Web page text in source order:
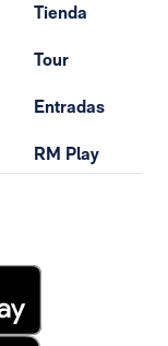
Tienda
Tour
Entradas
RM Play